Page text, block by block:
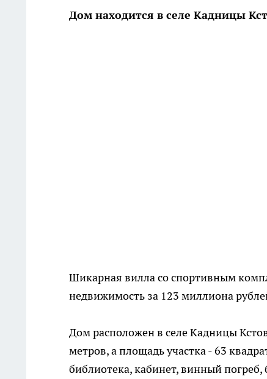
Дом находится в селе Кадницы
Шикарная вилла со спортивным
недвижимость за 123 миллиона
Дом расположен в селе Кадницы
метров, а площадь участка - 63
библиотека, кабинет, винный